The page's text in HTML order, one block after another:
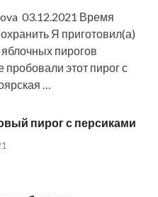
03.12.2021 Время
Я приготовил(а)
пирогов
этот пирог с
…
пирог с персиками